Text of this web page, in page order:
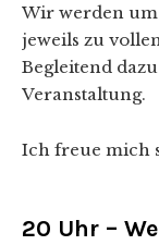
Wir werden
jeweils zu
Begleitend
Veranstaltung.
Ich freue mich
20 Uhr –